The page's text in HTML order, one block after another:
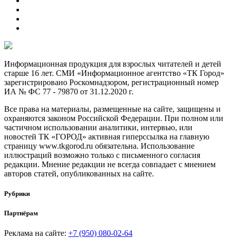
Информационная продукция для взрослых читателей и детей
старше 16 лет. СМИ «Информационное агентство «ТК Город»
зарегистрировано Роскомнадзором, регистрационный номер
ИА № ФС 77 - 79870 от 31.12.2020 г.
Все права на материалы, размещенные на сайте, защищены и
охраняются законом Российской Федерации. При полном или
частичном использовании аналитики, интервью, или
новостей ТК «ГОРОД» активная гиперссылка на главную
страницу www.tkgorod.ru обязательна. Использование
иллюстраций возможно только с письменного согласия
редакции. Мнение редакции не всегда совпадает с мнением
авторов статей, опубликованных на сайте.
Рубрики
Партнёрам
Реклама на сайте: +7 (950) 080-02-64